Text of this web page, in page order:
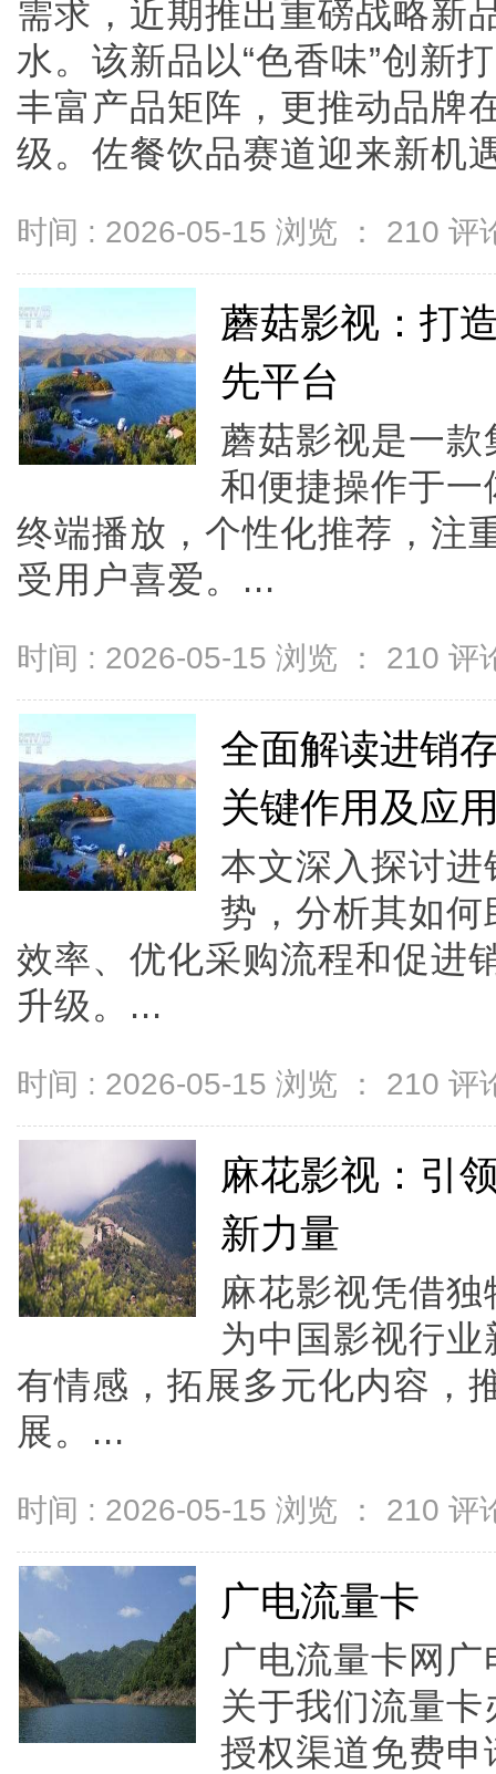
需求，近期推出重磅战略
水。该新品以“色香味”创新
丰富产品矩阵，更推动品牌
级。佐餐饮品赛道迎来新机
时间 : 2026-05-15 浏览 ： 210 评
蘑菇影视：打
先平台
蘑菇影视是一
和便捷操作于
终端播放，个性化推荐，注
受用户喜爱。...
时间 : 2026-05-15 浏览 ： 210 评
全面解读进销
关键作用及应
本文深入探讨
势，分析其如
效率、优化采购流程和促进
升级。...
时间 : 2026-05-15 浏览 ： 210 评
麻花影视：引
新力量
麻花影视凭借
为中国影视行
有情感，拓展多元化内容，
展。...
时间 : 2026-05-15 浏览 ： 210 评
广电流量卡
广电流量卡网
关于我们流量
授权渠道免费